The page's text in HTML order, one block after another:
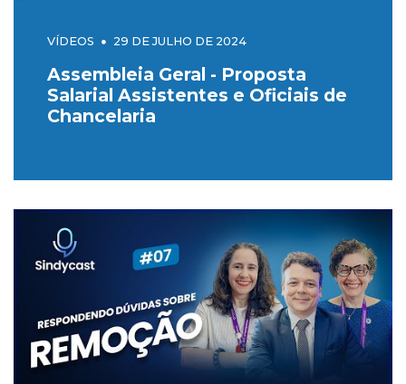
VÍDEOS 29 DE JULHO DE 2024
Assembleia Geral - Proposta
Salarial Assistentes e Oficiais de
Chancelaria